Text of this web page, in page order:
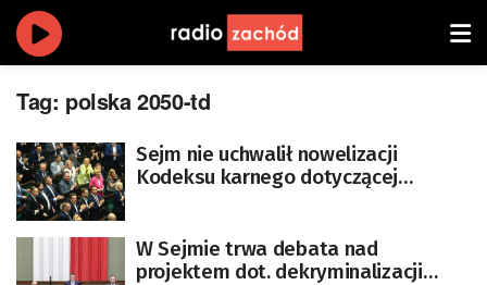
Tag: polska 2050-td
Sejm nie uchwalił nowelizacji
Kodeksu karnego dotyczącej
W Sejmie trwa debata nad
projektem dot. dekryminalizacji